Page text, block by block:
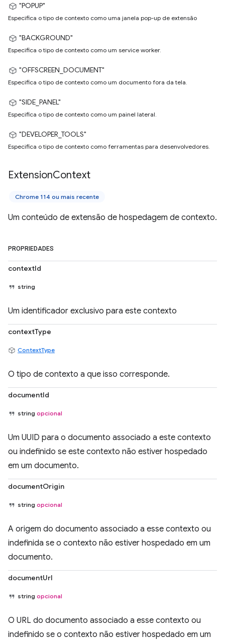
"POPUP"
Especifica o tipo de contexto como uma janela pop-up de extensão
"BACKGROUND"
Especifica o tipo de contexto como um service worker.
"OFFSCREEN_DOCUMENT"
Especifica o tipo de contexto como um documento fora da tela.
"SIDE_PANEL"
Especifica o tipo de contexto como um painel lateral.
"DEVELOPER_TOOLS"
Especifica o tipo de contexto como ferramentas para desenvolvedores.
ExtensionContext
Chrome 114 ou mais recente
Um conteúdo de extensão de hospedagem de contexto.
PROPRIEDADES
contextId
string
Um identificador exclusivo para este contexto
contextType
ContextType
O tipo de contexto a que isso corresponde.
documentId
string opcional
Um UUID para o documento associado a este contexto
ou indefinido se este contexto não estiver hospedado
em um documento.
documentOrigin
string opcional
A origem do documento associado a esse contexto ou
indefinida se o contexto não estiver hospedado em um
documento.
documentUrl
string opcional
O URL do documento associado a esse contexto ou
indefinido se o contexto não estiver hospedado em um